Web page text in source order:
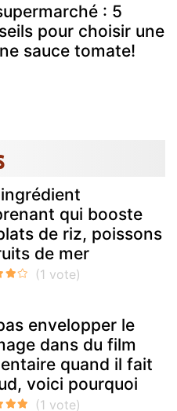
: 5
pour choisir une
sauce tomate!
qui booste
de riz, poissons
de mer
envelopper le
dans du film
quand il fait
voici pourquoi